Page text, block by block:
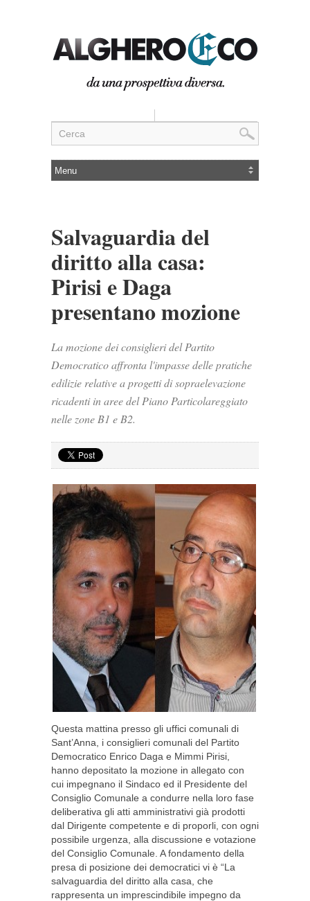
Salvaguardia del
diritto alla casa:
Pirisi e Daga
presentano mozione
La mozione dei consiglieri del Partito
Democratico affronta l'impasse delle pratiche
edilizie relative a progetti di sopraelevazione
ricadenti in aree del Piano Particolareggiato
nelle zone B1 e B2.
Questa mattina presso gli uffici comunali di
Sant’Anna, i consiglieri comunali del Partito
Democratico Enrico Daga e Mimmi Pirisi,
hanno depositato la mozione in allegato con
cui impegnano il Sindaco ed il Presidente del
Consiglio Comunale a condurre nella loro fase
deliberativa gli atti amministrativi già prodotti
dal Dirigente competente e di proporli, con ogni
possibile urgenza, alla discussione e votazione
del Consiglio Comunale. A fondamento della
presa di posizione dei democratici vi è “La
salvaguardia del diritto alla casa, che
rappresenta un imprescindibile impegno da